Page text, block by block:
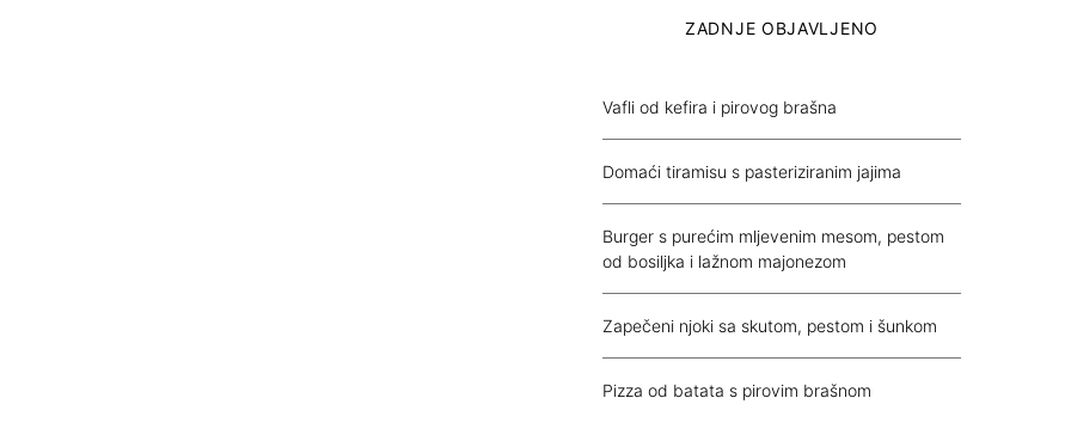
ZADNJE OBJAVLJENO
Vafli od kefira i pirovog brašna
Domaći tiramisu s pasteriziranim jajima
Burger s purećim mljevenim mesom, pestom
od bosiljka i lažnom majonezom
Zapečeni njoki sa skutom, pestom i šunkom
Pizza od batata s pirovim brašnom